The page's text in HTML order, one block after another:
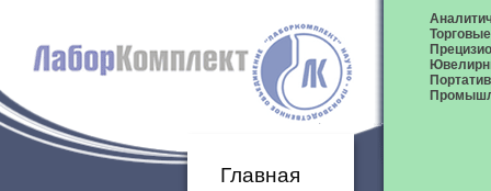
Главная